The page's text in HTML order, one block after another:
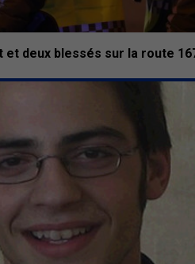
et deux blessés sur la route